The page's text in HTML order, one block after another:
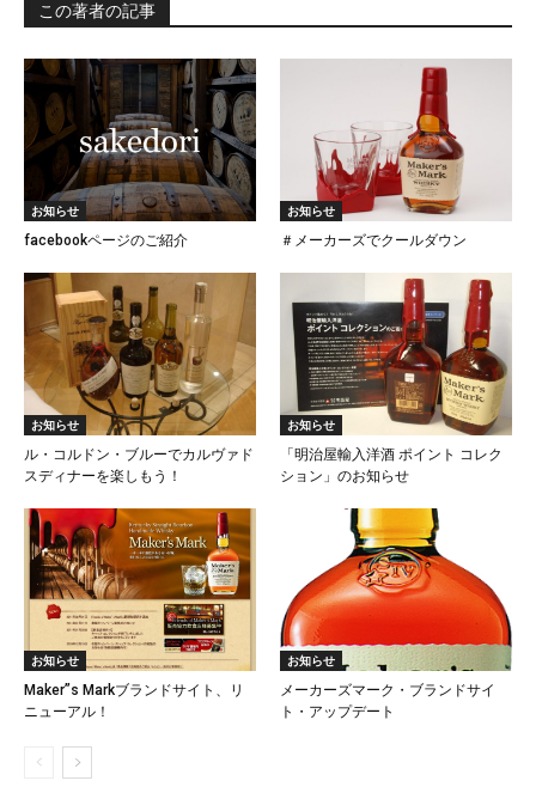
この著者の記事
お知らせ
facebookページのご紹介
お知らせ
＃メーカーズでクールダウン
お知らせ
ル・コルドン・ブルーでカルヴァド
スディナーを楽しもう！
お知らせ
「明治屋輸入洋酒 ポイント コレク
ション」のお知らせ
お知らせ
Maker”s Markブランドサイト、リ
ニューアル！
お知らせ
メーカーズマーク・ブランドサイ
ト・アップデート